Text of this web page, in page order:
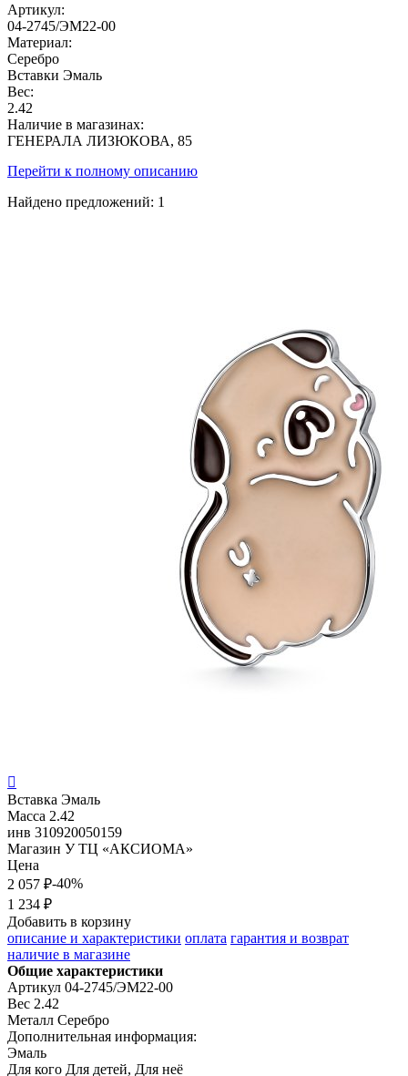
Артикул:
04-2745/ЭМ22-00
Материал:
Серебро
Вставки Эмаль
Вес:
2.42
Наличие в магазинах:
ГЕНЕРАЛА ЛИЗЮКОВА, 85
Перейти к полному описанию
Найдено предложений: 1

Вставка Эмаль
Масса 2.42
инв 310920050159
Магазин У ТЦ «АКСИОМА»
Цена
2 057 ₽-40%
1 234 ₽
Добавить в корзину
описание и характеристики оплата гарантия и возврат
наличие в магазине
Общие характеристики
Артикул 04-2745/ЭМ22-00
Вес 2.42
Металл Серебро
Дополнительная информация:
Эмаль
Для кого Для детей, Для неё